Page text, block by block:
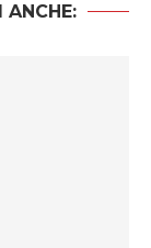
ANCHE: